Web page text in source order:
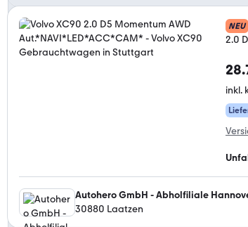
NEU
2.0
inkl.
Autohero GmbH - Abholfiliale
30880 Laatzen